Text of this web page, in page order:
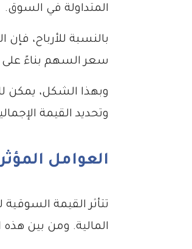
المتداولة في السوق.
بالنسبة للأرباح،
سعر السهم بناءً على
وبهذا الشكل، يمكن
وتحديد القيمة
العوامل
تتأثر القيمة
المالية. ومن بين هذه